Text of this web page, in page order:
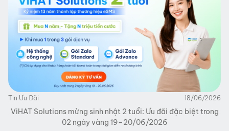
Tin Ưu Đãi 18/06/2026
ViHAT Solutions mừng sinh nhật 2 tuổi: Ưu đãi đặc biệt trong
02 ngày vàng 19–20/06/2026